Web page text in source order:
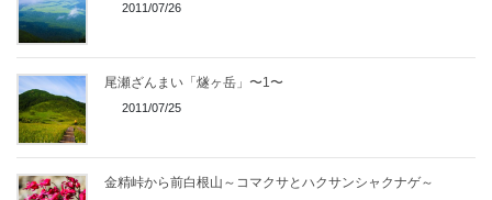
2011/07/26
尾瀬ざんまい「燧ヶ岳」〜1〜
2011/07/25
金精峠から前白根山～コマクサとハクサンシャクナゲ～